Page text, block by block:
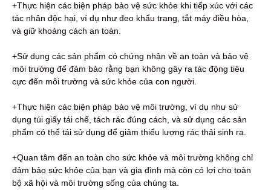
+Thực hiện các biện pháp bảo vệ sức khỏe khi tiếp xúc với các
tác nhân độc hại, ví dụ như đeo khẩu trang, tắt máy điều hòa,
và giữ khoảng cách an toàn.
+Sử dụng các sản phẩm có chứng nhận về an toàn và bảo vệ
môi trường để đảm bảo rằng bạn không gây ra tác động tiêu
cực đến môi trường và sức khỏe của con người.
+Thực hiện các biện pháp bảo vệ môi trường, ví dụ như sử
dụng túi giấy tái chế, tách rác đúng cách, và sử dụng các sản
phẩm có thể tái sử dụng để giảm thiểu lượng rác thải sinh ra.
+Quan tâm đến an toàn cho sức khỏe và môi trường không chỉ
đảm bảo sức khỏe của bạn và gia đình mà còn có lợi cho toàn
bộ xã hội và môi trường sống của chúng ta.